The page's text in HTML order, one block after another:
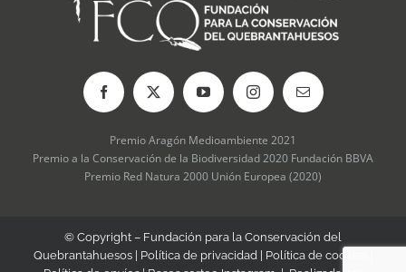
Premio Aragón Medioambiente 2021
Premio a la Conservación de la Biodiversidad 2020 Fundación BBVA
Premio Red Natura 2000 Unión Europea (2020)
© Copyright – Fundación para la Conservación del
Quebrantahuesos | Política de privacidad| Política de cookies